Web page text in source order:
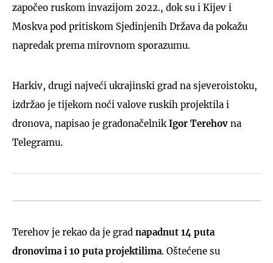
započeo ruskom invazijom 2022., dok su i Kijev i
Moskva pod pritiskom Sjedinjenih Država da pokažu
napredak prema mirovnom sporazumu.
Harkiv, drugi najveći ukrajinski grad na sjeveroistoku,
izdržao je tijekom noći valove ruskih projektila i
dronova, napisao je gradonačelnik Igor Terehov na
Telegramu.
Terehov je rekao da je grad napadnut 14 puta
dronovima i 10 puta projektilima. Oštećene su